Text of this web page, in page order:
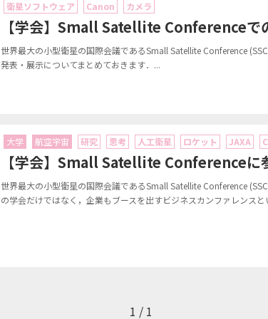
衛星ソフトウェア Canon カメラ
【学会】Small Satellite Conferenceで
世界最大の小型衛星の国際会議であるSmall Satellite Conference
発表・展示についてまとめておきます．...
大学 航空宇宙 研究 思考 人工衛星 ロケット JAXA
【学会】Small Satellite Conferenceに
世界最大の小型衛星の国際会議であるSmall Satellite Conference
の学会だけではなく，企業もブースを出すビジネスカンファレンスと
1 / 1